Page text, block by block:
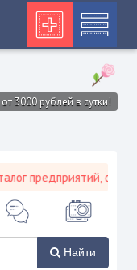
3000 рублей в сутки!
Найти